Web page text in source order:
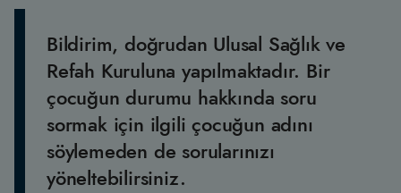
Bildirim, doğrudan Ulusal Sağlık ve
Refah Kuruluna yapılmaktadır. Bir
çocuğun durumu hakkında soru
sormak için ilgili çocuğun adını
söylemeden de sorularınızı
yöneltebilirsiniz.